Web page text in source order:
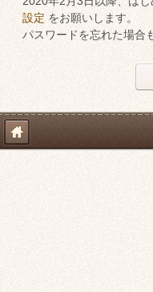
設定 をお願いします。
パスワードを忘れた場合